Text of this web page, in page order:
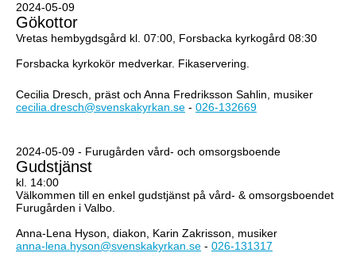
2024-05-09
Gökottor
Vretas hembygdsgård kl. 07:00, Forsbacka kyrkogård 08:30
Forsbacka kyrkokör medverkar. Fikaservering.
Cecilia Dresch, präst och Anna Fredriksson Sahlin, musiker
cecilia.dresch@svenskakyrkan.se - 026-132669
2024-05-09 - Furugården vård- och omsorgsboende
Gudstjänst
kl. 14:00
Välkommen till en enkel gudstjänst på vård- & omsorgsboendet
Furugården i Valbo.
Anna-Lena Hyson, diakon, Karin Zakrisson, musiker
anna-lena.hyson@svenskakyrkan.se - 026-131317